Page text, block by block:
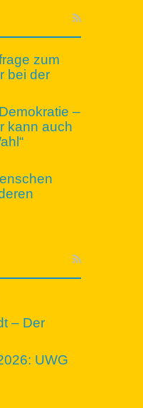
zum
bei der
–
kann auch
– Der
UWG